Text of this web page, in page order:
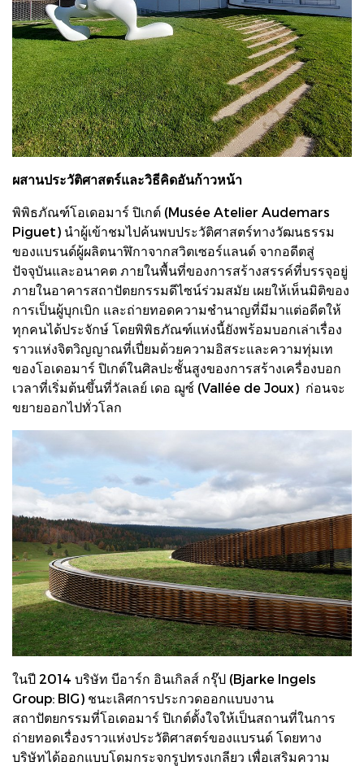
ผสานประวัติศาสตร์และวิธีคิดอันก้าวหน้า
พิพิธภัณฑ์โอเดอมาร์ ปิเกต์ (Musée Atelier Audemars
Piguet) นำผู้เข้าชมไปค้นพบประวัติศาสตร์ทางวัฒนธรรม
ของแบรนด์ผู้ผลิตนาฬิกาจากสวิตเซอร์แลนด์ จากอดีตสู่
ปัจจุบันและอนาคต ภายในพื้นที่ของการสร้างสรรค์ที่บรรจุอยู่
ภายในอาคารสถาปัตยกรรมดีไซน์ร่วมสมัย เผยให้เห็นมิติของ
การเป็นผู้บุกเบิก และถ่ายทอดความชำนาญที่มีมาแต่อดีตให้
ทุกคนได้ประจักษ์ โดยพิพิธภัณฑ์แห่งนี้ยังพร้อมบอกเล่าเรื่อง
ราวแห่งจิตวิญญาณที่เปี่ยมด้วยความอิสระและความทุ่มเท
ของโอเดอมาร์ ปิเกต์ในศิลปะชั้นสูงของการสร้างเครื่องบอก
เวลาที่เริ่มต้นขึ้นที่วัลเลย์ เดอ ฌูซ์ (Vallée de Joux) ก่อนจะ
ขยายออกไปทั่วโลก
ในปี 2014 บริษัท บีอาร์ก อินเกิลส์ กรุ๊ป (Bjarke Ingels
Group: BIG) ชนะเลิศการประกวดออกแบบงาน
สถาปัตยกรรมที่โอเดอมาร์ ปิเกต์ตั้งใจให้เป็นสถานที่ในการ
ถ่ายทอดเรื่องราวแห่งประวัติศาสตร์ของแบรนด์ โดยทาง
บริษัทได้ออกแบบโดมกระจกรูปทรงเกลียว เพื่อเสริมความ